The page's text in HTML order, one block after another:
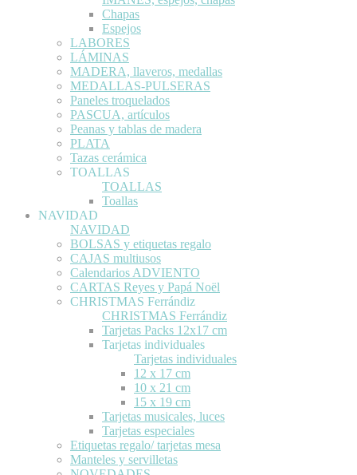
Chapas
Espejos
LABORES
LÁMINAS
MADERA, llaveros, medallas
MEDALLAS-PULSERAS
Paneles troquelados
PASCUA, artículos
Peanas y tablas de madera
PLATA
Tazas cerámica
TOALLAS
TOALLAS
Toallas
NAVIDAD
NAVIDAD
BOLSAS y etiquetas regalo
CAJAS multiusos
Calendarios ADVIENTO
CARTAS Reyes y Papá Noël
CHRISTMAS Ferrándiz
CHRISTMAS Ferrándiz
Tarjetas Packs 12x17 cm
Tarjetas individuales
Tarjetas individuales
12 x 17 cm
10 x 21 cm
15 x 19 cm
Tarjetas musicales, luces
Tarjetas especiales
Etiquetas regalo/ tarjetas mesa
Manteles y servilletas